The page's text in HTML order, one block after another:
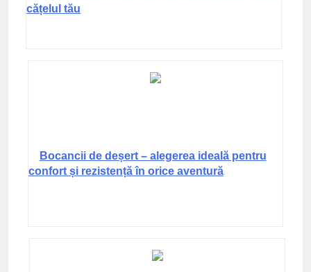
cățelul tău
Bocancii de deșert – alegerea ideală pentru
confort și rezistență în orice aventură